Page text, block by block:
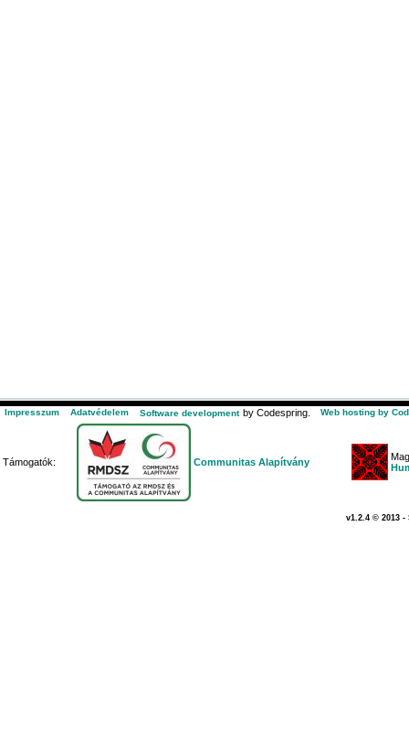
Impresszum Adatvédelem Software development by Codespring. Web hosting by
Támogatók: Communitas Alapítvány
v1.2.4 © 2013